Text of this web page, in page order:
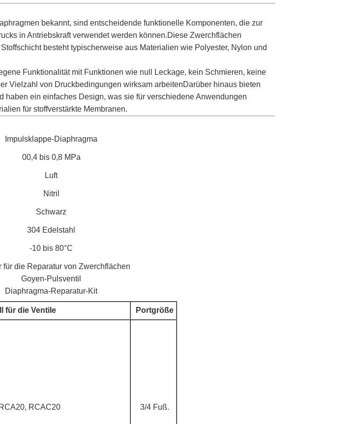
bekannt, sind entscheidende funktionelle Komponenten, die zur
in Antriebskraft verwendet werden können.Diese Zwerchflächen
besteht typischerweise aus Materialien wie Polyester, Nylon und
Funktionalität mit Funktionen wie null Leckage, kein Schmieren, keine
Vielzahl von Druckbedingungen wirksam arbeitenDarüber hinaus bieten
ein einfaches Design, was sie für verschiedene Anwendungen
für stoffverstärkte Membranen.
Impulsklappe-Diaphragma
00,4 bis 0,8 MPa
Luft
Nitril
Schwarz
304 Edelstahl
-10 bis 80°C
für die Reparatur von Zwerchflächen
Goyen-Pulsventil
Diaphragma-Reparatur-Kit
für die Ventile Portgröße
RCAC20 3/4 Fuß.